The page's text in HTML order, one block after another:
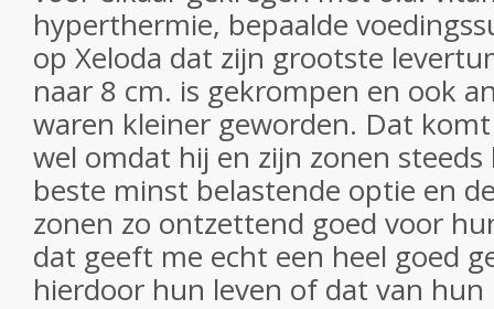
hyperthermie, bepaalde
op Xeloda dat zijn grootste
naar 8 cm. is gekrompen en ook
waren kleiner geworden. Dat
wel omdat hij en zijn zonen steeds
beste minst belastende optie en
zonen zo ontzettend goed voor
dat geeft me echt een heel goed
hierdoor hun leven of dat van